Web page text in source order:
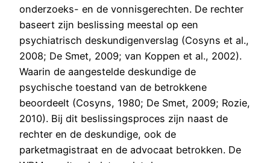
onderzoeks- en de vonnisgerechten. De rechter
baseert zijn beslissing meestal op een
psychiatrisch deskundigenverslag (Cosyns et al.,
2008; De Smet, 2009; van Koppen et al., 2002).
Waarin de aangestelde deskundige de
psychische toestand van de betrokkene
beoordeelt (Cosyns, 1980; De Smet, 2009; Rozie,
2010). Bij dit beslissingsproces zijn naast de
rechter en de deskundige, ook de
parketmagistraat en de advocaat betrokken. De